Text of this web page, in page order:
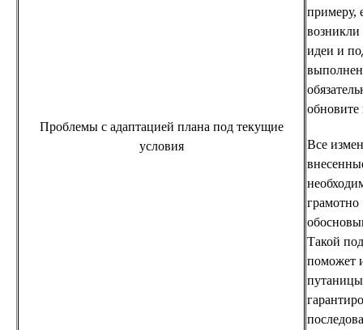
Проблемы с адаптацией плана под текущие
условия
примеру,
идеи и
обновите
Все
грамотно
Такой
поможет